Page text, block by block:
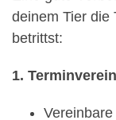
deinem Tier die
betrittst:
1.